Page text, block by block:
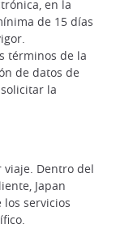
en la
de 15 días
términos de la
de datos de
la
Dentro del
Japan
servicios